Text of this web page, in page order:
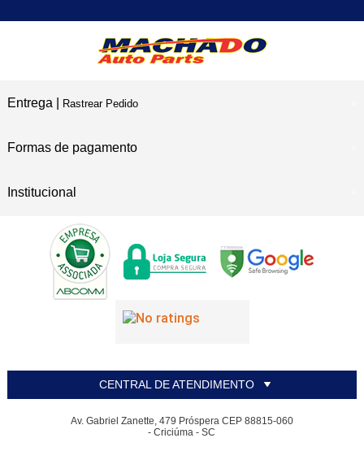
Entrega | Rastrear Pedido
Formas de pagamento
Institucional
CENTRAL DE ATENDIMENTO
Av. Gabriel Zanette, 479 Próspera CEP 88815-060
- Criciúma - SC